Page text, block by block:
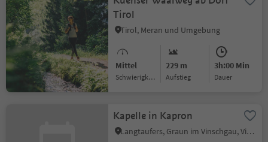
Tirol
Tirol, Meran und Umgebung
Mittel
Schwierigkeitsgrad
229 m
Aufstieg
3h:00 Min
Dauer
Kapelle in Kapron
Langtaufers, Graun im Vinschgau, Vinschgau